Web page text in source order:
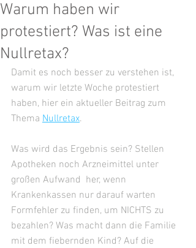
Warum haben wir
protestiert? Was ist eine
Nullretax?
Damit es noch besser zu verstehen ist,
warum wir letzte Woche protestiert
haben, hier ein aktueller Beitrag zum
Thema Nullretax.
Was wird das Ergebnis sein? Stellen
Apotheken noch Arzneimittel unter
großen Aufwand  her, wenn
Krankenkassen nur darauf warten
Formfehler zu finden, um NICHTS zu
bezahlen? Was macht dann die Familie
mit dem fiebernden Kind? Auf die